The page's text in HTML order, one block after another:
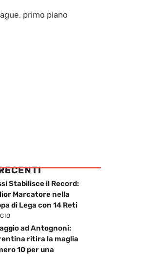
, primo piano
Stabilisce il Record:
Marcatore nella
di Lega con 14 Reti
ad Antognoni:
ritira la maglia
10 per una